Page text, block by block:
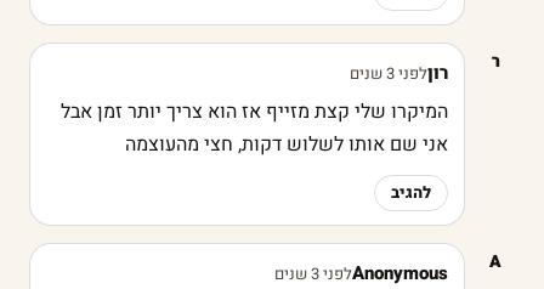
ר רוןלפני 3 שנים
המיקרו שלי קצת מזייף אז הוא צריך יותר זמן אבל
אני שם אותו לשלוש דקות, חצי מהעוצמה
להגיב
A
Anonymousלפני 3 שנים